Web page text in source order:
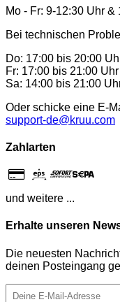
Mo - Fr: 9-12:30 Uhr &
Bei technischen
Do: 17:00 bis 20:00
Fr: 17:00 bis 21:00 Uhr
Sa: 14:00 bis 21:00
Oder schicke eine E-
support-de@kruu.com
Zahlarten
und weitere ...
Erhalte unseren
Die neuesten
deinen Posteingang